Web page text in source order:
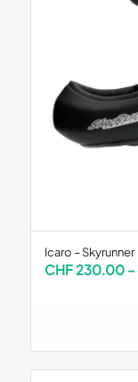
Icaro – Skyrunner
CHF230.00 –